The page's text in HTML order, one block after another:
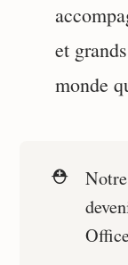
et
monde
⛑️